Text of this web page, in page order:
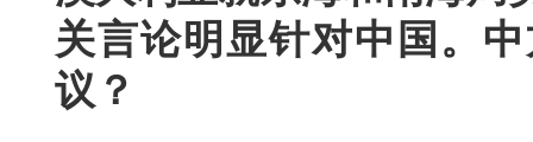
关言论明显针对中国。
议？